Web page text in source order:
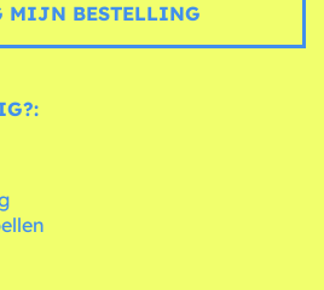
MIJN BESTELLING